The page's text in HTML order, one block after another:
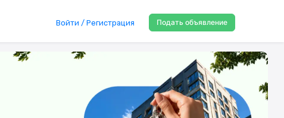
Войти / Регистрация Подать объявление